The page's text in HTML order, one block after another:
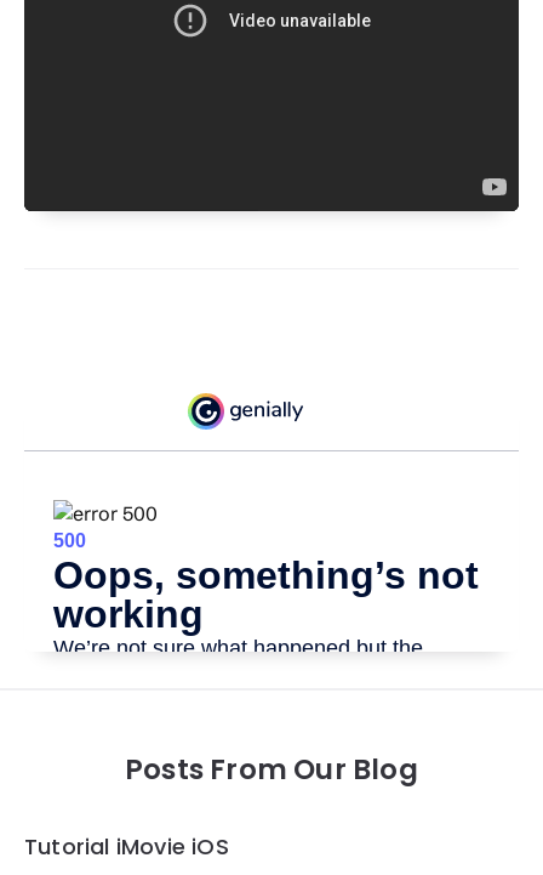
Posts From Our Blog
Tutorial iMovie iOS